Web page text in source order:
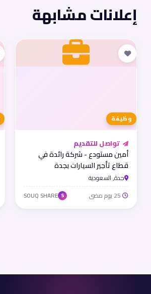
إعلانات مشابهة
وظيفة
تواصل للتقديم
أمين مستودع - شركة رائدة في
قطاع تأجير السيارات بجدة
جدة, السعودية
S
SOUQ SHARE